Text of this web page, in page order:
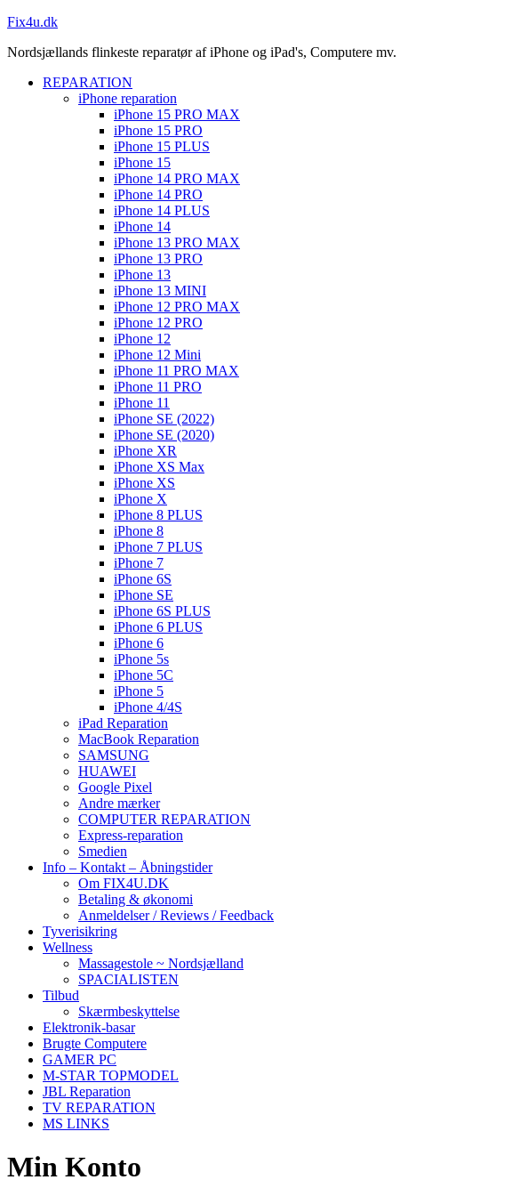
Fix4u.dk
Nordsjællands flinkeste reparatør af iPhone og iPad's, Computere mv.
REPARATION
iPhone reparation
iPhone 15 PRO MAX
iPhone 15 PRO
iPhone 15 PLUS
iPhone 15
iPhone 14 PRO MAX
iPhone 14 PRO
iPhone 14 PLUS
iPhone 14
iPhone 13 PRO MAX
iPhone 13 PRO
iPhone 13
iPhone 13 MINI
iPhone 12 PRO MAX
iPhone 12 PRO
iPhone 12
iPhone 12 Mini
iPhone 11 PRO MAX
iPhone 11 PRO
iPhone 11
iPhone SE (2022)
iPhone SE (2020)
iPhone XR
iPhone XS Max
iPhone XS
iPhone X
iPhone 8 PLUS
iPhone 8
iPhone 7 PLUS
iPhone 7
iPhone 6S
iPhone SE
iPhone 6S PLUS
iPhone 6 PLUS
iPhone 6
iPhone 5s
iPhone 5C
iPhone 5
iPhone 4/4S
iPad Reparation
MacBook Reparation
SAMSUNG
HUAWEI
Google Pixel
Andre mærker
COMPUTER REPARATION
Express-reparation
Smedien
Info – Kontakt – Åbningstider
Om FIX4U.DK
Betaling & økonomi
Anmeldelser / Reviews / Feedback
Tyverisikring
Wellness
Massagestole ~ Nordsjælland
SPACIALISTEN
Tilbud
Skærmbeskyttelse
Elektronik-basar
Brugte Computere
GAMER PC
M-STAR TOPMODEL
JBL Reparation
TV REPARATION
MS LINKS
Min Konto